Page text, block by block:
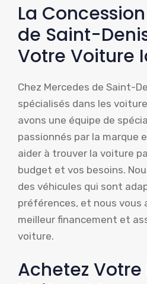
La
de Saint-
Votre Voiture
Chez Mercedes de Saint-
spécialisés dans les
avons une équipe de
passionnés par la marque
aider à trouver la voiture
budget et vos besoins.
des véhicules qui sont
préférences, et nous vous
meilleur financement et
voiture.
Achetez